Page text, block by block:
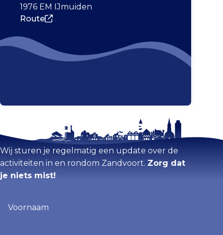
1976 EM IJmuiden
Route
Kaart vergroten
Blijf op de hoogte
Wij sturen je regelmatig een update over de
activiteiten in en rondom Zandvoort. Zorg dat
je niets mist!
(Vereist)